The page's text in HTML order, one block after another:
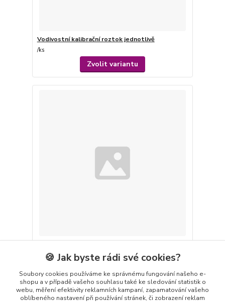
Vodivostní kalibrační roztok jednotlivě
/ks
Zvolit variantu
Zvolit variantu
🍪 Jak byste rádi své cookies?
Soubory cookies používáme ke správnému fungování našeho e-
shopu a v případě vašeho souhlasu také ke sledování statistik o
webu, měření efektivity reklamních kampaní, zapamatování vašeho
oblíbeného nastavení při používání stránek, či zobrazení reklam